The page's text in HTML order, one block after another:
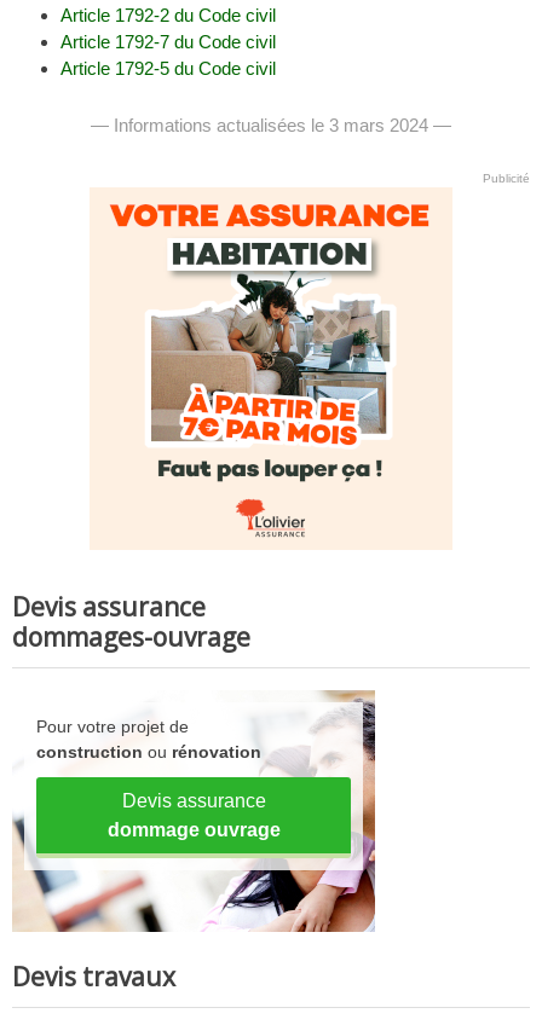
Article 1792-2 du Code civil
Article 1792-7 du Code civil
Article 1792-5 du Code civil
— Informations actualisées le 3 mars 2024 —
Publicité
Devis assurance
dommages-ouvrage
Pour votre projet de
construction ou rénovation
Devis assurance
dommage ouvrage
Devis travaux